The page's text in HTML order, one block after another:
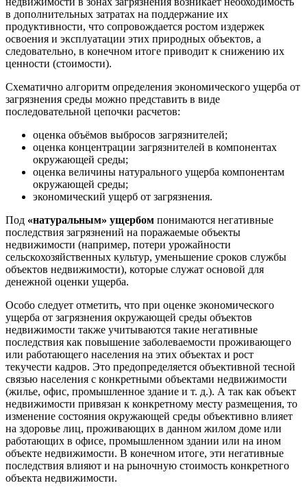
в дополнительных затратах на поддержание их
продуктивности, что сопровождается ростом издержек
освоения и эксплуатации этих природных объектов, а
следовательно, в конечном итоге приводит к снижению их
ценности (стоимости).
Схематично алгоритм определения экономического ущерба от
загрязнения среды можно представить в виде
последовательной цепочки расчетов:
оценка объёмов выбросов загрязнителей;
оценка концентрации загрязнителей в компонентах
окружающей среды;
оценка величины натурального ущерба компонентам
окружающей среды;
экономический ущерб от загрязнения.
Под «натуральным» ущербом понимаются негативные
последствия загрязнений на поражаемые объекты
недвижимости (например, потери урожайности
сельскохозяйственных культур, уменьшение сроков службы
объектов недвижимости), которые служат основой для
денежной оценки ущерба.
Особо следует отметить, что при оценке экономического
ущерба от загрязнения окружающей среды объектов
недвижимости также учитываются такие негативные
последствия как повышение заболеваемости проживающего
или работающего населения на этих объектах и рост
текучести кадров. Это предопределяется объективной тесной
связью населения с конкретными объектами недвижимости
(жилье, офис, промышленное здание и т. д.). А так как объект
недвижимости привязан к конкретному месту размещения, то
изменение состояния окружающей среды объективно влияет
на здоровье лиц, проживающих в данном жилом доме или
работающих в офисе, промышленном здании или на ином
объекте недвижимости. В конечном итоге, эти негативные
последствия влияют и на рыночную стоимость конкретного
объекта недвижимости.